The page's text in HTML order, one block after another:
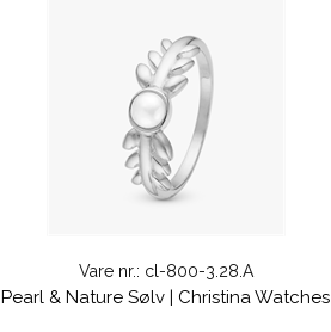
Vare nr.: cl-800-3.28.A
Pearl & Nature Sølv | Christina Watches